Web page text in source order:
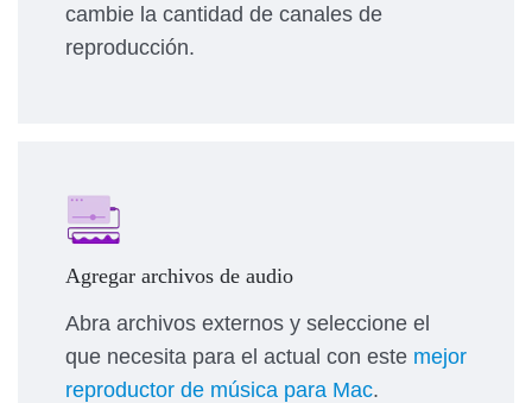
cambie la cantidad de canales de
reproducción.
Agregar archivos de audio
Abra archivos externos y seleccione el
que necesita para el actual con este mejor
reproductor de música para Mac.